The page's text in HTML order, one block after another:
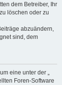
dem Betreiber, Ihr
löschen oder zu
abzuändern,
sind, dem
eine unter der „
Foren-Software